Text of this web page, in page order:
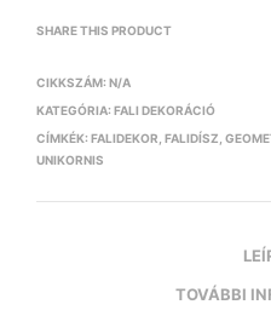
SHARE THIS PRODUCT
CIKKSZÁM: N/A
KATEGÓRIA: FALI DEKORÁCIÓ
CÍMKÉK: FALIDEKOR FALIDÍSZ
UNIKORNIS
TOVÁBBI